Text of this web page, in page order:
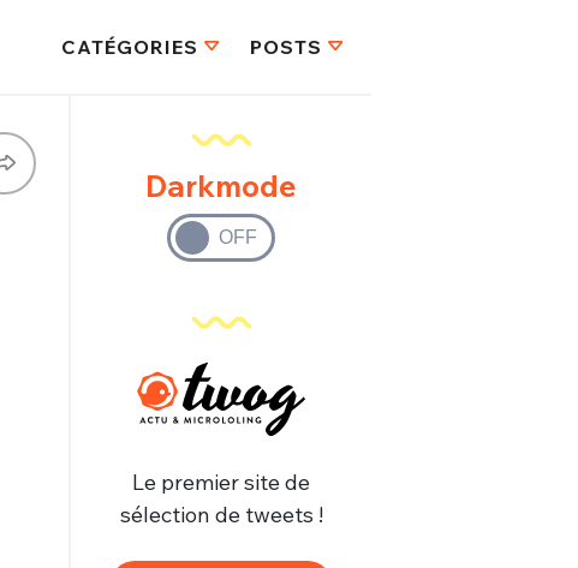
CATÉGORIES POSTS
Darkmode
Le premier site de
sélection de tweets !